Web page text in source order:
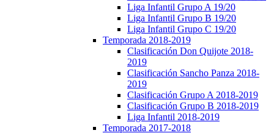
Liga Infantil Grupo A 19/20
Liga Infantil Grupo B 19/20
Liga Infantil Grupo C 19/20
Temporada 2018-2019
Clasificación Don Quijote 2018-
2019
Clasificación Sancho Panza 2018-
2019
Clasificación Grupo A 2018-2019
Clasificación Grupo B 2018-2019
Liga Infantil 2018-2019
Temporada 2017-2018